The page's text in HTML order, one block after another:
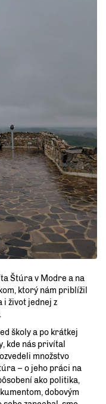
Štúra v Modre a na
ktorý nám priblížil
i život jednej z
školy a po krátkej
kde nás privítal
množstvo
– o jeho práci na
ako politika,
dobovým